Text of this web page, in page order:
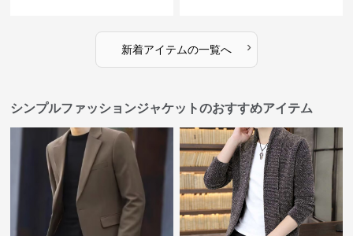
新着アイテムの一覧へ ›
シンプルファッションジャケットのおすすめアイテム